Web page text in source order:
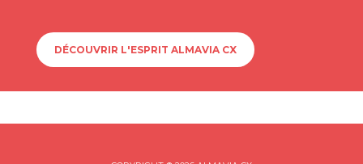
DÉCOUVRIR L'ESPRIT ALMAVIA CX